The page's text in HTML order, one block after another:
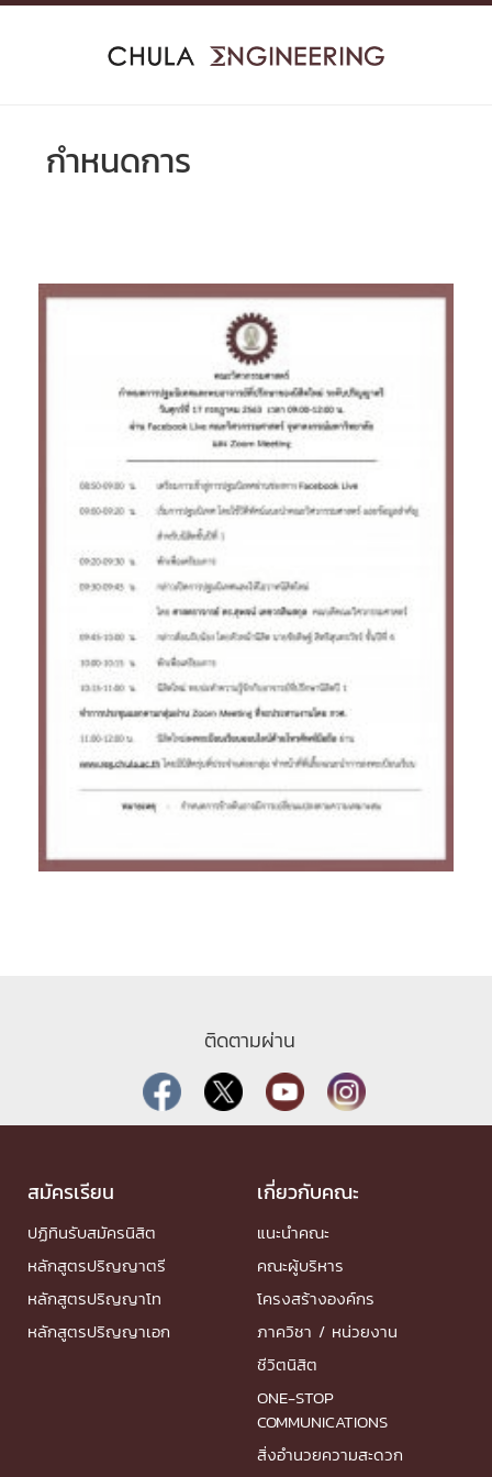
Skip
กำหนดการ
ติดตามผ่าน
สมัครเรียน
ปฏิทินรับสมัครนิสิต
หลักสูตรปริญญาตรี
หลักสูตรปริญญาโท
หลักสูตรปริญญาเอก
เกี่ยวกับคณะ
แนะนำคณะ
คณะผู้บริหาร
โครงสร้างองค์กร
ภาควิชา / หน่วยงาน
ชีวิตนิสิต
ONE-STOP
COMMUNICATIONS
สิ่งอำนวยความสะดวก